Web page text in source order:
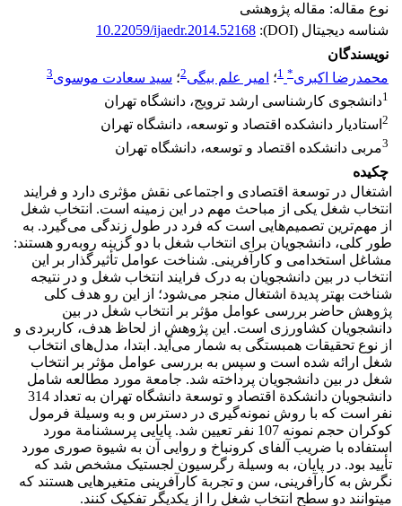
نوع مقاله: مقاله پژوهشی
شناسه دیجیتال (DOI):
10.22059/ijaedr.2014.52168
نویسندگان
محمدرضا اکبری*
1؛ امیر علم بیگی2؛ سید سعادت موسوی3
1دانشجوی کارشناسی ارشد ترویج، دانشگاه تهران
2 استادیار دانشکده اقتصاد و توسعه، دانشگاه تهران
3مربی دانشکده اقتصاد و توسعه، دانشگاه تهران
چکیده
اشتغال در توسعة اقتصادی و اجتماعی نقش مؤثری دارد و فرایند
انتخاب ‌شغل یکی از مباحث مهم در این زمینه است. انتخاب‌ شغل
از مهم‌ترین تصمیم‌هایی است که فرد در طول زندگی می‌گیرد. به
‌طور کلی، دانشجویان برای انتخاب ‌شغل با دو گزینه روبه‌رو هستند:
مشاغل استخدامی و کارآفرینی. شناخت عوامل تأثیرگذار بر این
انتخاب در بین دانشجویان به درک فرایند انتخاب ‌شغل و در نتیجه
شناخت بهتر پدیدة اشتغال منجر می‌شود؛ از این ‌رو هدف کلی
پژوهش حاضر بررسی عوامل مؤثر بر انتخاب‌ شغل در بین
دانشجویان کشاورزی است. این پژوهش از لحاظ هدف، کاربردی و
از نوع تحقیقات همبستگی به شمار می‌آید. ابتدا، مدل‌های انتخاب‌
شغل ارائه شده است و سپس به بررسی عوامل مؤثر بر انتخاب‌
شغل در بین دانشجویان پرداخته شد. جامعة مورد مطالعه شامل
دانشجویان دانشکدة اقتصاد و توسعة دانشگاه تهران به تعداد 314
نفر است که با روش نمونه‌گیری در دسترس و به وسیلة فرمول
کوکران حجم ‌نمونه 107 نفر تعیین شد. پایایی پرسشنامة مورد
استفاده با ضریب آلفای ‌کرونباخ و روایی آن به شیوة صوری مورد
تأیید بود. در پایان، به وسیلة رگرسیون لجستیک مشخص شد که
نگرش به کارآفرینی، سن و تجربة ‌کارآفرینی متغیرهایی هستند که
می‎توانند دو سطح انتخاب‌ شغل را از یکدیگر تفکیک کنند.